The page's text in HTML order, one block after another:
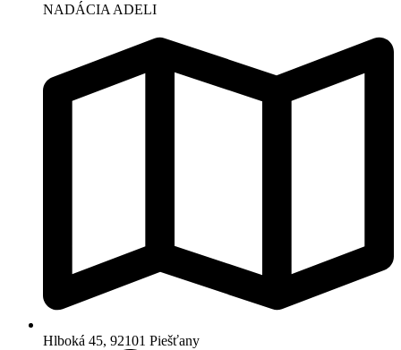
NADÁCIA ADELI
Hlboká 45, 92101 Piešťany